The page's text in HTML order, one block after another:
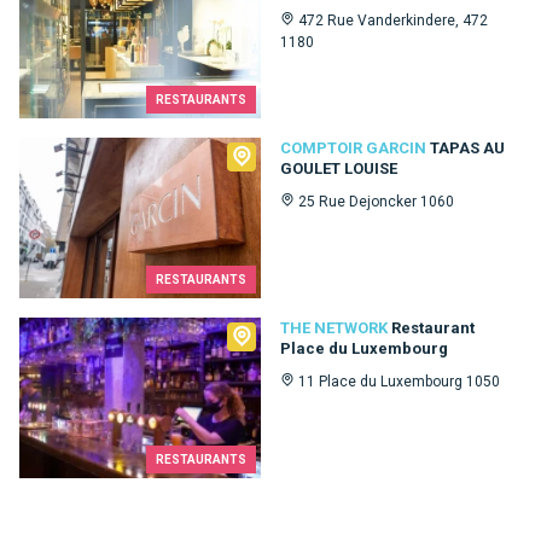
RESTAURANTS
472 Rue Vanderkindere, 472
1180
RESTAURANTS
COMPTOIR GARCIN TAPAS AU
GOULET LOUISE
25 Rue Dejoncker 1060
Comptoir Garcin
RESTAURANTS
THE NETWORK Restaurant
Place du Luxembourg
11 Place du Luxembourg 1050
The Network